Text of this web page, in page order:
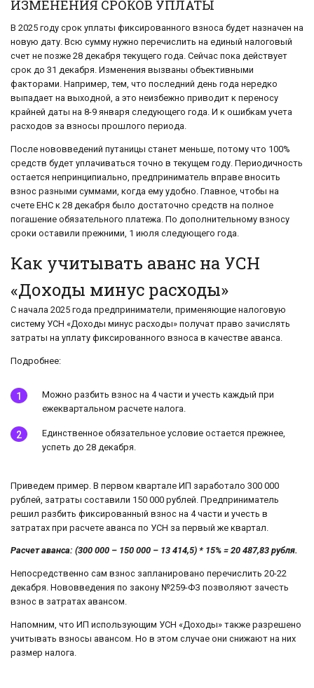
ИЗМЕНЕНИЯ СРОКОВ УПЛАТЫ
В 2025 году срок уплаты фиксированного взноса будет назначен на
новую дату. Всю сумму нужно перечислить на единый налоговый
счет не позже 28 декабря текущего года. Сейчас пока действует
срок до 31 декабря. Изменения вызваны объективными
факторами. Например, тем, что последний день года нередко
выпадает на выходной, а это неизбежно приводит к переносу
крайней даты на 8-9 января следующего года. И к ошибкам учета
расходов за взносы прошлого периода.
После нововведений путаницы станет меньше, потому что 100%
средств будет уплачиваться точно в текущем году. Периодичность
остается непринципиально, предприниматель вправе вносить
взнос разными суммами, когда ему удобно. Главное, чтобы на
счете ЕНС к 28 декабря было достаточно средств на полное
погашение обязательного платежа. По дополнительному взносу
сроки оставили прежними, 1 июля следующего года.
Как учитывать аванс на УСН
«Доходы минус расходы»
С начала 2025 года предприниматели, применяющие налоговую
систему УСН «Доходы минус расходы» получат право зачислять
затраты на уплату фиксированного взноса в качестве аванса.
Подробнее:
Можно разбить взнос на 4 части и учесть каждый при
ежеквартальном расчете налога.
Единственное обязательное условие остается прежнее,
успеть до 28 декабря.
Приведем пример. В первом квартале ИП заработало 300 000
рублей, затраты составили 150 000 рублей. Предприниматель
решил разбить фиксированный взнос на 4 части и учесть в
затратах при расчете аванса по УСН за первый же квартал.
Расчет аванса: (300 000 – 150 000 – 13 414,5) * 15% = 20 487,83 рубля.
Непосредственно сам взнос запланировано перечислить 20-22
декабря. Нововведения по закону №259-ФЗ позволяют зачесть
взнос в затратах авансом.
Напомним, что ИП использующим УСН «Доходы» также разрешено
учитывать взносы авансом. Но в этом случае они снижают на них
размер налога.